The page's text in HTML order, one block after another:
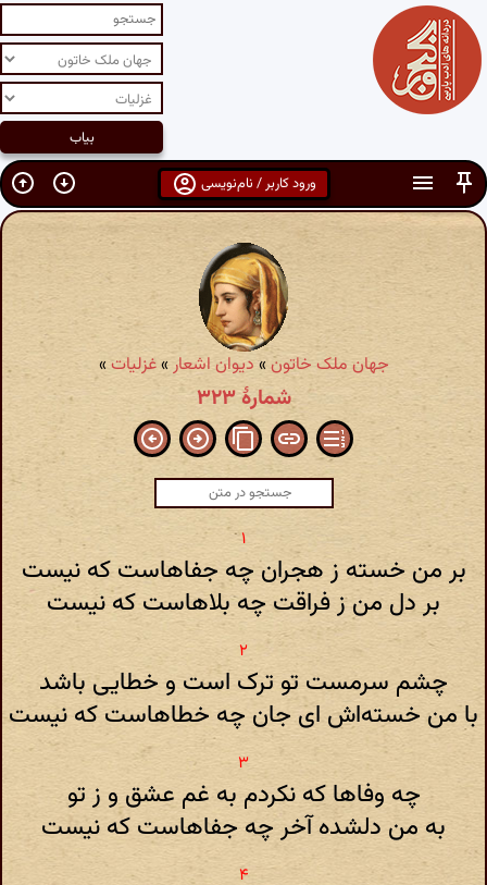
ورود کاربر / نام‌نویسی
جهان ملک خاتون»دیوان اشعار»غزلیات»
شمارهٔ ۳۲۳
بر من خسته ز هجران چه جفاهاست که نیست
بر دل من ز فراقت چه بلاهاست که نیست
چشم سرمست تو ترک است و خطایی باشد
با من خسته‌اش ای جان چه خطاهاست که نیست
چه وفاها که نکردم به غم عشق و ز تو
به من دلشده آخر چه جفاهاست که نیست